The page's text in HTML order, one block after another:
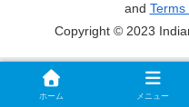
and Terms
Copyright © 2023
ホーム メニュー